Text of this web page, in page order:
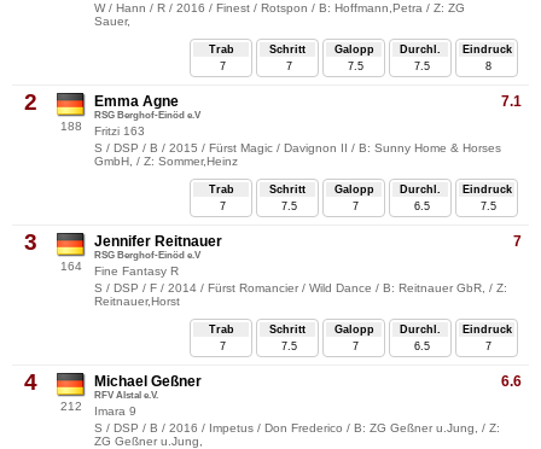
W / Hann / R / 2016 / Finest / Rotspon / B: Hoffmann,Petra / Z: ZG
Sauer,
Eindruck
8
Durchl.
7.5
Galopp
7.5
Schritt
7
Trab
7
2
188
7.1
Emma Agne
RSG Berghof-Einöd e.V
Fritzi 163
S / DSP / B / 2015 / Fürst Magic / Davignon II / B: Sunny Home & Horses
GmbH, / Z: Sommer,Heinz
Eindruck
7.5
Durchl.
6.5
Galopp
7
Schritt
7.5
Trab
7
3
164
7
Jennifer Reitnauer
RSG Berghof-Einöd e.V
Fine Fantasy R
S / DSP / F / 2014 / Fürst Romancier / Wild Dance / B: Reitnauer GbR, / Z:
Reitnauer,Horst
Eindruck
7
Durchl.
6.5
Galopp
7
Schritt
7.5
Trab
7
4
212
6.6
Michael Geßner
RFV Alstal e.V.
Imara 9
S / DSP / B / 2016 / Impetus / Don Frederico / B: ZG Geßner u.Jung, / Z:
ZG Geßner u.Jung,